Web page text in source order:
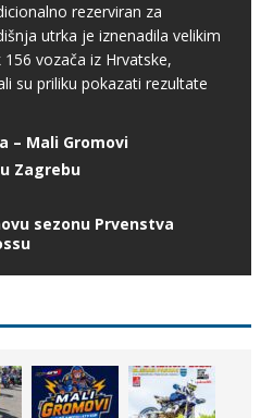
rezerviran za
utrka je iznenadila velikim
vozača iz Hrvatske,
su priliku pokazati rezultate
– Mali Gromovi
Zagrebu
sezonu Prvenstva